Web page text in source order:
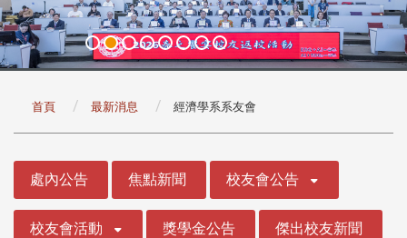
首頁 最新消息 經濟學系系友會
處內公告 焦點新聞 校友會公告
校友會活動 獎學金公告 傑出校友新聞